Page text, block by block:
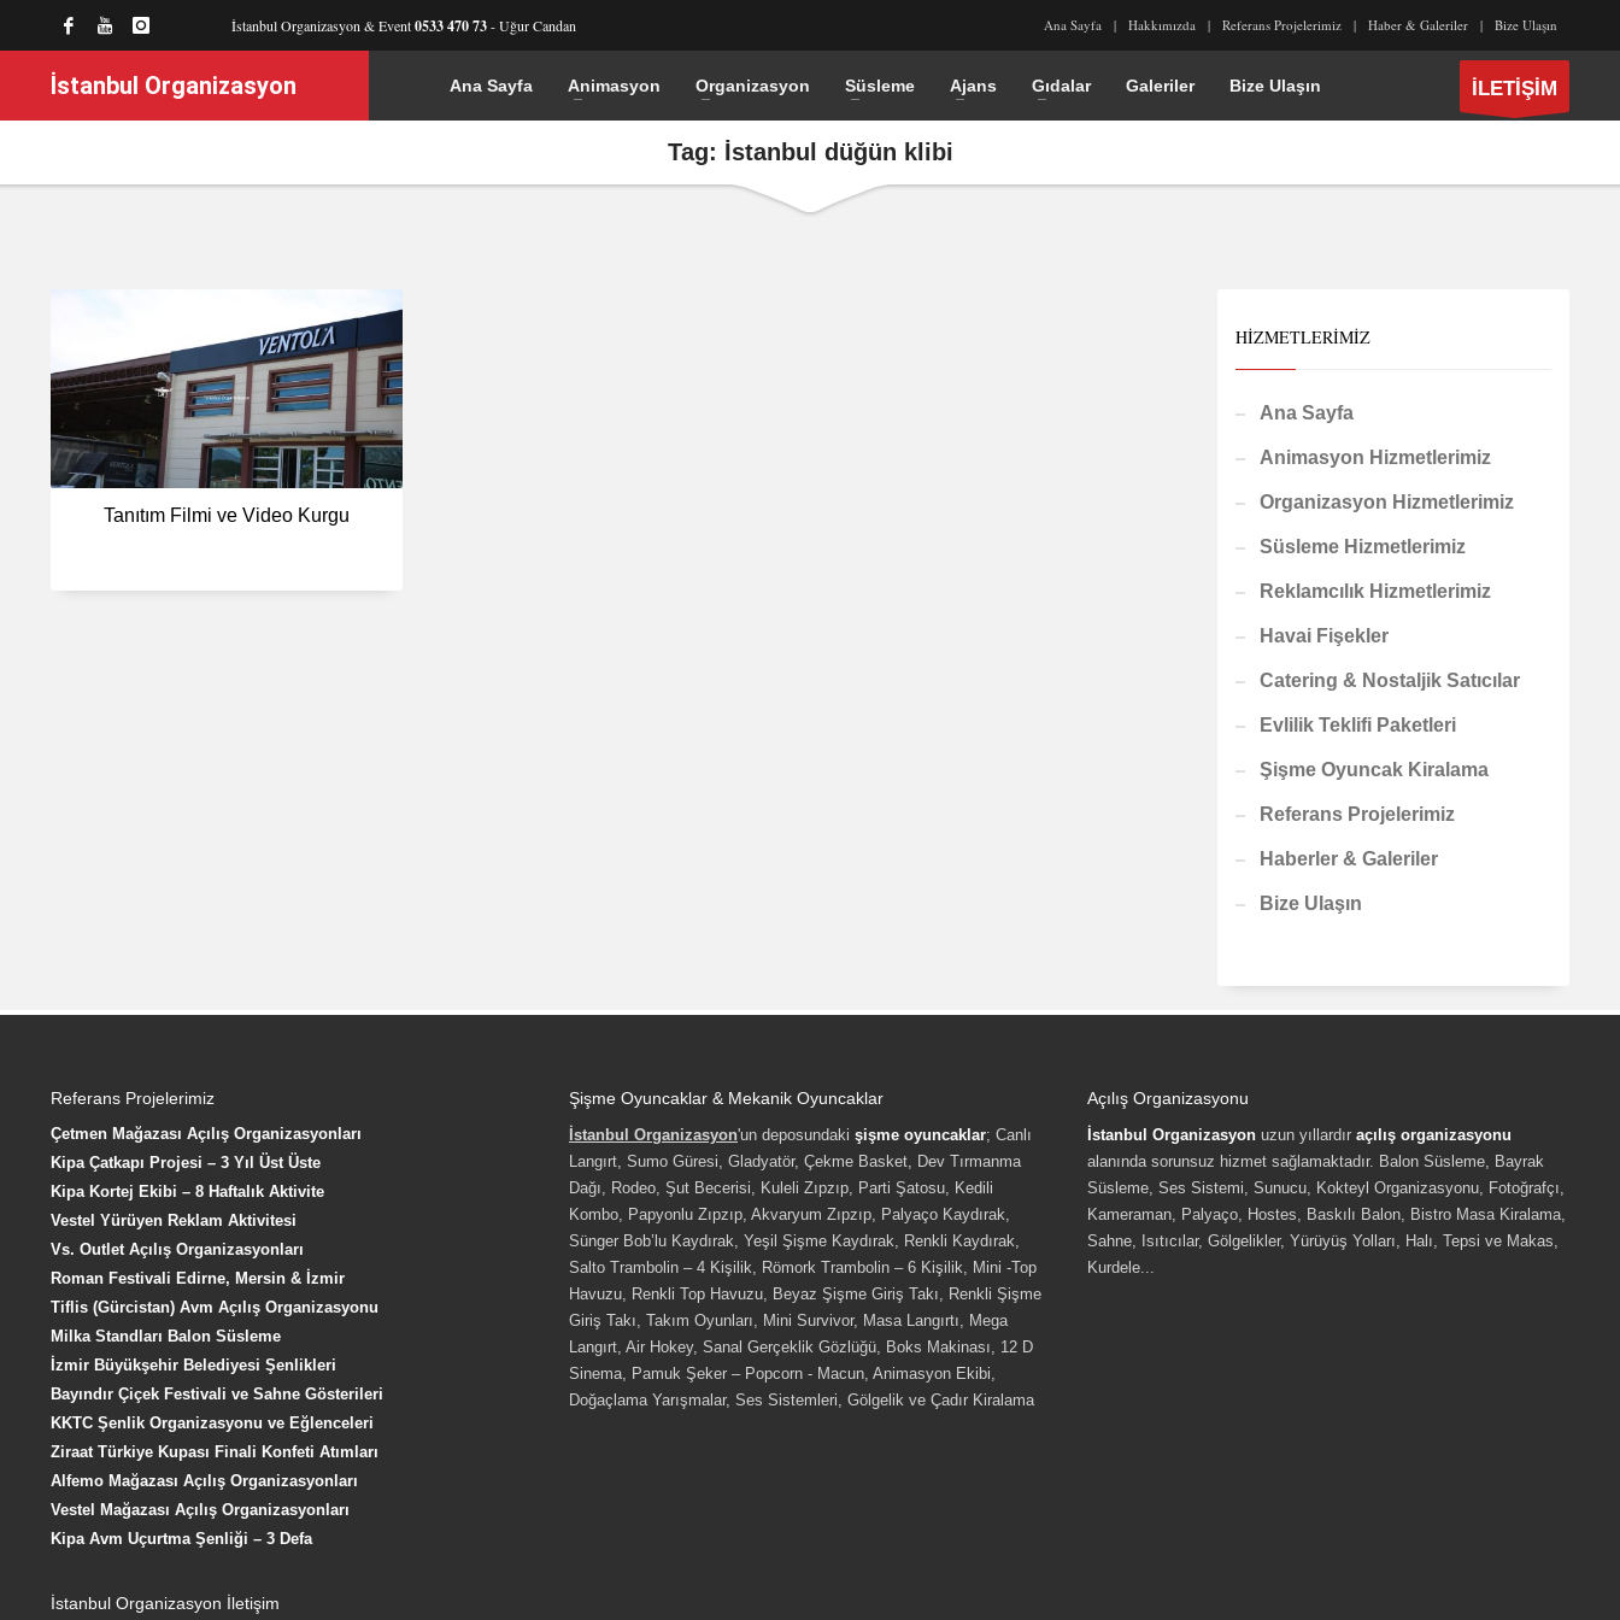
İstanbul Organizasyon & Event0533 470 73- Uğur Candan Ana Sayfa Hakkımızda Referans Projelerimiz Haber & Galeriler Bize Ulaşın
İstanbul Organizasyon Ana Sayfa Animasyon Organizasyon Süsleme Ajans Gıdalar Galeriler Bize Ulaşın İLETİŞİM
Tag: İstanbul düğün klibi
Tanıtım Filmi ve Video Kurgu
HIZMETLERIMIZ
Ana Sayfa
Animasyon Hizmetlerimiz
Organizasyon Hizmetlerimiz
Süsleme Hizmetlerimiz
Reklamcılık Hizmetlerimiz
Havai Fişekler
Catering & Nostaljik Satıcılar
Evlilik Teklifi Paketleri
Şişme Oyuncak Kiralama
Referans Projelerimiz
Haberler & Galeriler
Bize Ulaşın
Referans Projelerimiz
Çetmen Mağazası Açılış Organizasyonları
Kipa Çatkapı Projesi – 3 Yıl Üst Üste
Kipa Kortej Ekibi – 8 Haftalık Aktivite
Vestel Yürüyen Reklam Aktivitesi
Vs. Outlet Açılış Organizasyonları
Roman Festivali Edirne, Mersin & İzmir
Tiflis (Gürcistan) Avm Açılış Organizasyonu
Milka Standları Balon Süsleme
İzmir Büyükşehir Belediyesi Şenlikleri
Bayındır Çiçek Festivali ve Sahne Gösterileri
KKTC Şenlik Organizasyonu ve Eğlenceleri
Ziraat Türkiye Kupası Finali Konfeti Atımları
Alfemo Mağazası Açılış Organizasyonları
Vestel Mağazası Açılış Organizasyonları
Kipa Avm Uçurtma Şenliği – 3 Defa
İstanbul Organizasyon İletişim
Şişme Oyuncaklar & Mekanik Oyuncaklar
İstanbul Organizasyon'un deposundaki şişme oyuncaklar; Canlı
Langırt, Sumo Güresi, Gladyatör, Çekme Basket, Dev Tırmanma
Dağı, Rodeo, Şut Becerisi, Kuleli Zıpzıp, Parti Şatosu, Kedili
Kombo, Papyonlu Zıpzıp, Akvaryum Zıpzıp, Palyaço Kaydırak,
Sünger Bob’lu Kaydırak, Yeşil Şişme Kaydırak, Renkli Kaydırak,
Salto Trambolin – 4 Kişilik, Römork Trambolin – 6 Kişilik, Mini -Top
Havuzu, Renkli Top Havuzu, Beyaz Şişme Giriş Takı, Renkli Şişme
Giriş Takı, Takım Oyunları, Mini Survivor, Masa Langırtı, Mega
Langırt, Air Hokey, Sanal Gerçeklik Gözlüğü, Boks Makinası, 12 D
Sinema, Pamuk Şeker – Popcorn - Macun, Animasyon Ekibi,
Doğaçlama Yarışmalar, Ses Sistemleri, Gölgelik ve Çadır Kiralama
Açılış Organizasyonu
İstanbul Organizasyon uzun yıllardır açılış organizasyonu
alanında sorunsuz hizmet sağlamaktadır. Balon Süsleme, Bayrak
Süsleme, Ses Sistemi, Sunucu, Kokteyl Organizasyonu, Fotoğrafçı,
Kameraman, Palyaço, Hostes, Baskılı Balon, Bistro Masa Kiralama,
Sahne, Isıtıcılar, Gölgelikler, Yürüyüş Yolları, Halı, Tepsi ve Makas,
Kurdele...